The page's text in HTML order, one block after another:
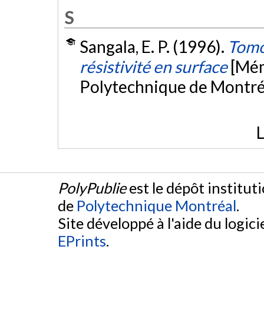
S
Sangala, E. P. (1996).
résistivité en surface
Polytechnique de
PolyPublieest le dépôt
de Polytechnique Montréal.
Site développé à l'aide du
EPrints.